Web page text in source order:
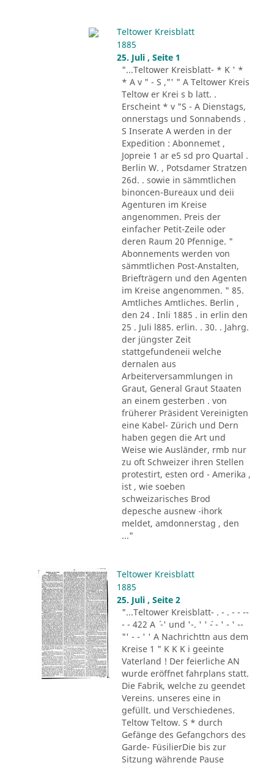
Teltower Kreisblatt
1885
25. Juli , Seite 1
"...Teltower Kreisblatt- * K ' *
* A v " - S ,"' " A Teltower Kreis
Teltow er Krei s b latt. .
Erscheint * v "S - A Dienstags,
onnerstags und Sonnabends .
S Inserate A werden in der
Expedition : Abonnemet ,
Jopreie 1 ar e5 sd pro Quartal .
Berlin W. , Potsdamer Stratzen
26d. . sowie in sämmtlichen
binoncen-Bureaux und deii
Agenturen im Kreise
angenommen. Preis der
einfacher Petit-Zeile oder
deren Raum 20 Pfennige. "
Abonnements werden von
sämmtlichen Post-Anstalten,
Briefträgern und den Agenten
im Kreise angenommen. " 85.
Amtliches Amtliches. Berlin ,
den 24 . Inli 1885 . in erlin den
25 . Juli l885. erlin. . 30. . Jahrg.
der jüngster Zeit
stattgefundeneii welche
dernalen aus
Arbeiterversammlungen in
Graut, General Graut Staaten
an einem gesterben . von
früherer Präsident Vereinigten
eine Kabel- Zürich und Dern
haben gegen die Art und
Weise wie Ausländer, rmb nur
zu oft Schweizer ihren Stellen
protestirt, esten ord - Amerika ,
ist , wie soeben
schweizarisches Brod
depesche ausnew -ihork
meldet, amdonnerstag , den
..."
Teltower Kreisblatt
1885
25. Juli , Seite 2
"...Teltower Kreisblatt- . - . - - --
- - 422 A ´ -' und '-. ' ' ´- - ' - ' --
"' - - ' ' A Nachrichttn aus dem
Kreise 1 " K K K i geeinte
Vaterland ! Der feierliche AN
wurde eröffnet fahrplans statt.
Die Fabrik, welche zu geendet
Vereins. unseres eine in
gefüllt. und Verschiedenes.
Teltow Teltow. S * durch
Gefänge des Gefangchors des
Garde- FüsilierDie bis zur
Sitzung währende Pause